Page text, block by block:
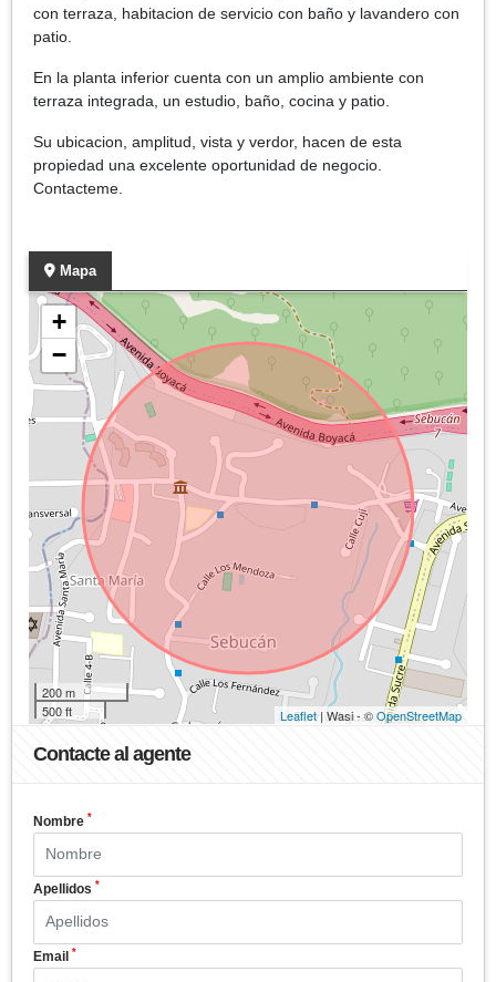
con terraza, habitacion de servicio con baño y lavandero con
patio.
En la planta inferior cuenta con un amplio ambiente con
terraza integrada, un estudio, baño, cocina y patio.
Su ubicacion, amplitud, vista y verdor, hacen de esta
propiedad una excelente oportunidad de negocio.
Contacteme.
Mapa
+
−
200 m
500 ft
Leaflet| Wasi - ©OpenStreetMap
Contacte al agente
Nombre *
Apellidos *
Email *